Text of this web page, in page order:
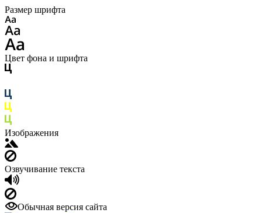
Размер шрифта
Цвет фона и шрифта
Изображения
Озвучивание текста
Обычная версия сайта